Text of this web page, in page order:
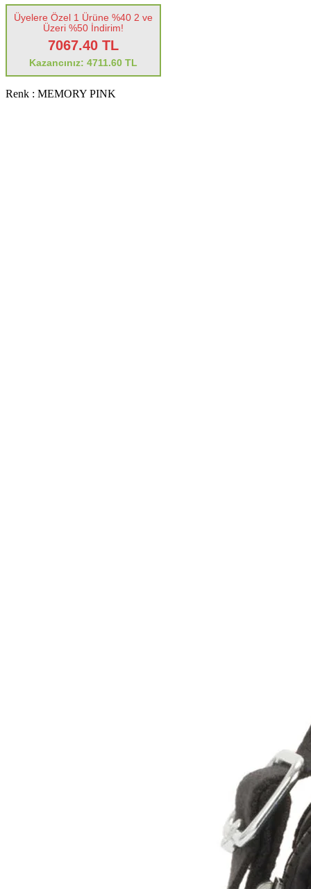
Üyelere Özel 1 Ürüne %40 2 ve
Üzeri %50 İndirim!
7067.40 TL
Kazancınız: 4711.60 TL
Renk : MEMORY PINK